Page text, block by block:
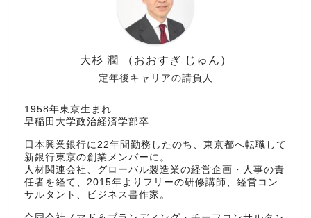
定年後キャリアの請負人
大杉 潤 （おおすぎ じゅん）
1958年東京生まれ
早稲田大学政治経済学部卒
日本興業銀行に22年間勤務したのち、東京都へ転職して
新銀行東京の創業メンバーに。
人材関連会社、グローバル製造業の経営企画・人事の責
任者を経て、2015年よりフリーの研修講師、経営コン
サルタント、ビジネス書作家。